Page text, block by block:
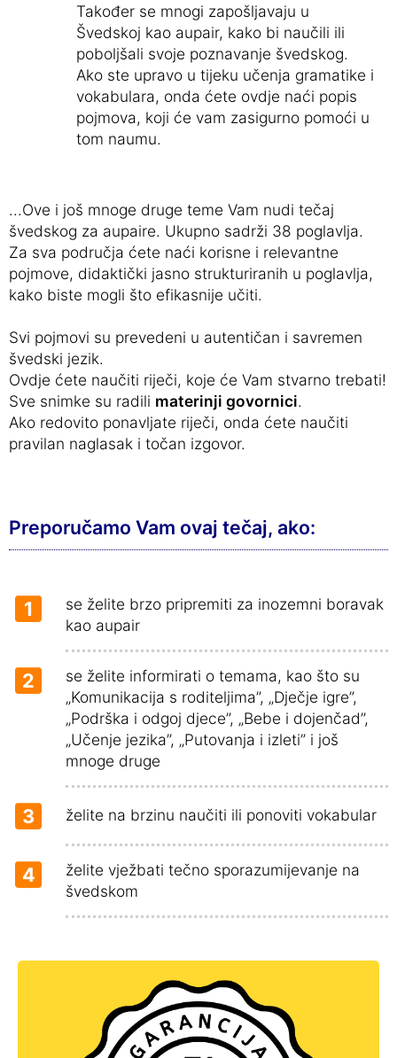
Također se mnogi zapošljavaju u
Švedskoj kao aupair, kako bi naučili ili
poboljšali svoje poznavanje švedskog.
Ako ste upravo u tijeku učenja gramatike i
vokabulara, onda ćete ovdje naći popis
pojmova, koji će vam zasigurno pomoći u
tom naumu.
...Ove i još mnoge druge teme Vam nudi tečaj
švedskog za aupaire. Ukupno sadrži 38 poglavlja.
Za sva područja ćete naći korisne i relevantne
pojmove, didaktički jasno strukturiranih u poglavlja,
kako biste mogli što efikasnije učiti.
Svi pojmovi su prevedeni u autentičan i savremen
švedski jezik.
Ovdje ćete naučiti riječi, koje će Vam stvarno trebati!
Sve snimke su radili materinji govornici.
Ako redovito ponavljate riječi, onda ćete naučiti
pravilan naglasak i točan izgovor.
Preporučamo Vam ovaj tečaj, ako:
1
se želite brzo pripremiti za inozemni boravak
kao aupair
2
se želite informirati o temama, kao što su
„Komunikacija s roditeljima”, „Dječje igre”,
„Podrška i odgoj djece”, „Bebe i dojenčad”,
„Učenje jezika”, „Putovanja i izleti” i još
mnoge druge
3 želite na brzinu naučiti ili ponoviti vokabular
4
želite vježbati tečno sporazumijevanje na
švedskom